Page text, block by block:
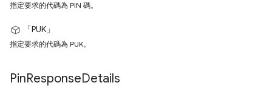
指定要求的代碼為 PIN 碼。
「PUK」
指定要求的代碼為 PUK。
PinResponseDetails